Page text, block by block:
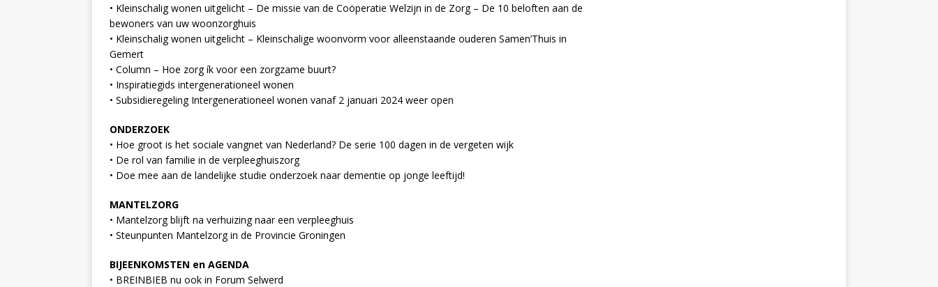
• Kleinschalig wonen uitgelicht – De missie van de Coöperatie Welzijn in de Zorg – De 10 beloften aan de
bewoners van uw woonzorghuis
• Kleinschalig wonen uitgelicht – Kleinschalige woonvorm voor alleenstaande ouderen Samen’Thuis in
Gemert
• Column – Hoe zorg ík voor een zorgzame buurt?
• Inspiratiegids intergenerationeel wonen
• Subsidieregeling Intergenerationeel wonen vanaf 2 januari 2024 weer open
ONDERZOEK
• Hoe groot is het sociale vangnet van Nederland? De serie 100 dagen in de vergeten wijk
• De rol van familie in de verpleeghuiszorg
• Doe mee aan de landelijke studie onderzoek naar dementie op jonge leeftijd!
MANTELZORG
• Mantelzorg blijft na verhuizing naar een verpleeghuis
• Steunpunten Mantelzorg in de Provincie Groningen
BIJEENKOMSTEN en AGENDA
• BREINBIEB nu ook in Forum Selwerd